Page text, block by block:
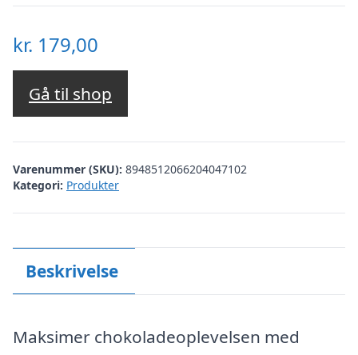
kr. 179,00
Gå til shop
Varenummer (SKU): 8948512066204047102
Kategori: Produkter
Beskrivelse
Maksimer chokoladeoplevelsen med